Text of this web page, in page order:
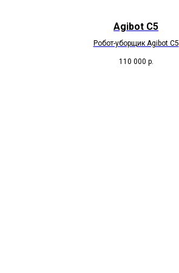
Agibot C5
Робот-уборщик Agibot C5
110 000 р.